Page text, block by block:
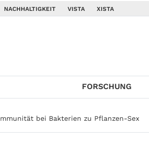
NACHHALTIGKEIT VISTA XISTA
FORSCHUNG
bei Bakterien zu Pflanzen-Sex